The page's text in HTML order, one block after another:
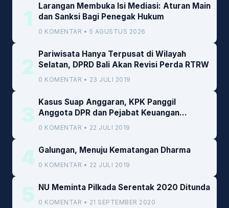
1
Larangan Membuka Isi Mediasi: Aturan Main
dan Sanksi Bagi Penegak Hukum
0 KOMENTAR • 5 AGUSTUS 2026
2
Pariwisata Hanya Terpusat di Wilayah
Selatan, DPRD Bali Akan Revisi Perda RTRW
0 KOMENTAR • 23 JULI 2019
3
Kasus Suap Anggaran, KPK Panggil
Anggota DPR dan Pejabat Keuangan
Kemenkeu
0 KOMENTAR • 22 JULI 2019
4 Galungan, Menuju Kematangan Dharma
0 KOMENTAR • 22 JULI 2019
5 NU Meminta Pilkada Serentak 2020 Ditunda
0 KOMENTAR • 21 SEPTEMBER 2020